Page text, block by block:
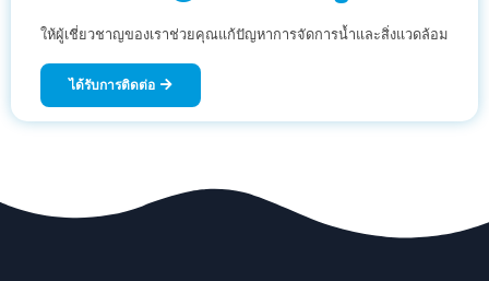
ให้ผู้เชี่ยวชาญของเราช่วยคุณแก้ปัญหาการจัดการน้ำและสิ่งแวดล้อม
ได้รับการติดต่อ